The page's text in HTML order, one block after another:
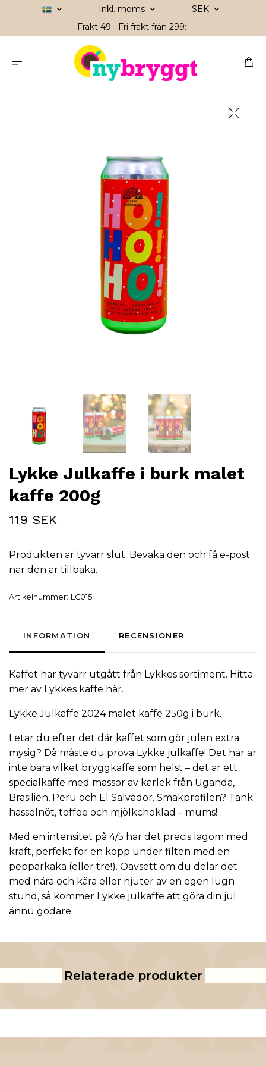
Inkl. moms
SEK
Frakt 49:- Fri frakt från 299:-
Lykke Julkaffe i burk malet
kaffe 200g
119 SEK
Produkten är tyvärr slut. Bevaka den och få e-post
när den är tillbaka.
Artikelnummer: LC015
INFORMATION RECENSIONER
Kaffet har tyvärr utgått från Lykkes sortiment. Hitta
mer av Lykkes kaffe här.
Lykke Julkaffe 2024 malet kaffe 250g i burk.
Letar du efter det där kaffet som gör julen extra
mysig? Då måste du prova Lykke julkaffe! Det här är
inte bara vilket bryggkaffe som helst – det är ett
specialkaffe med massor av kärlek från Uganda,
Brasilien, Peru och El Salvador. Smakprofilen? Tänk
hasselnöt, toffee och mjölkchoklad – mums!
Med en intensitet på 4/5 har det precis lagom med
kraft, perfekt för en kopp under filten med en
pepparkaka (eller tre!). Oavsett om du delar det
med nära och kära eller njuter av en egen lugn
stund, så kommer Lykke julkaffe att göra din jul
ännu godare.
Relaterade produkter